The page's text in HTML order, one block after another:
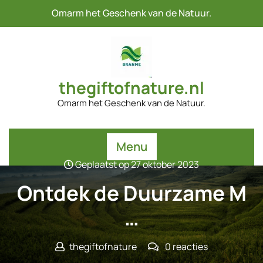
Omarm het Geschenk van de Natuur.
thegiftofnature.nl
Omarm het Geschenk van de Natuur.
Menu
Geplaatst op 27 oktober 2023
Ontdek de Duurzame M
…
thegiftofnature
0 reacties